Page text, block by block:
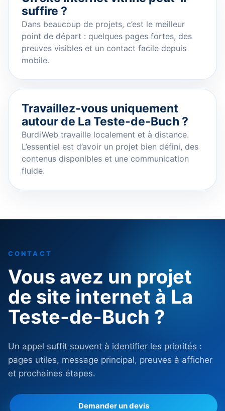
suffire ?
Dans beaucoup de projets, c’est le meilleur
point de départ : quelques pages fortes, des
preuves visibles et un contact facile depuis
mobile.
Travaillez-vous uniquement
autour de La Teste-de-Buch ?
BurdiWeb travaille localement et à distance.
L’essentiel est d’avoir un projet bien défini, des
contenus disponibles et une communication
fluide.
CONTACT
Vous avez un projet
de site internet à La
Teste-de-Buch ?
Un appel suffit souvent à identifier les priorités :
pages utiles, message principal, preuves à afficher
et prochaines étapes.
Demander un devis